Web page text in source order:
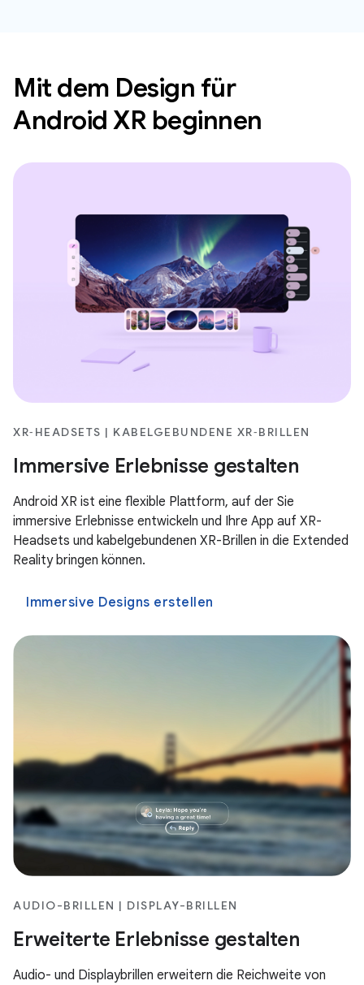
Mit dem Design für
Android XR beginnen
XR‑HEADSETS | KABELGEBUNDENE XR‑BRILLEN
Immersive Erlebnisse gestalten
Android XR ist eine flexible Plattform, auf der Sie
immersive Erlebnisse entwickeln und Ihre App auf XR-
Headsets und kabelgebundenen XR-Brillen in die Extended
Reality bringen können.
Immersive Designs erstellen
AUDIO-BRILLEN | DISPLAY-BRILLEN
Erweiterte Erlebnisse gestalten
Audio- und Displaybrillen erweitern die Reichweite von